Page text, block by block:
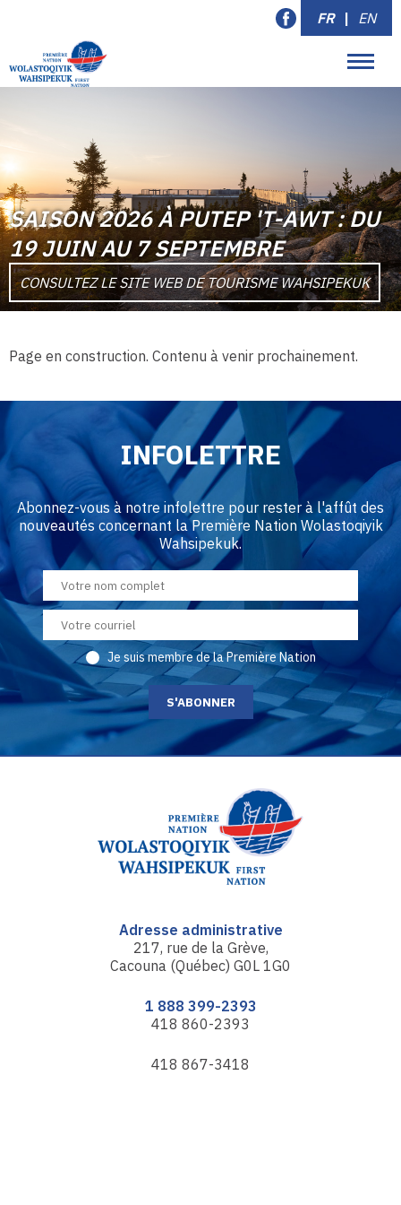
FR | EN
SAISON 2026 À PUTEP 'T-AWT : DU
19 JUIN AU 7 SEPTEMBRE
CONSULTEZ LE SITE WEB DE TOURISME WAHSIPEKUK
Page en construction. Contenu à venir prochainement.
INFOLETTRE
Abonnez-vous à notre infolettre pour rester à l'affût des
nouveautés concernant la Première Nation Wolastoqiyik
Wahsipekuk.
Je suis membre de la Première Nation
Adresse administrative
217, rue de la Grève,
Cacouna (Québec) G0L 1G0
1 888 399-2393
418 860-2393
418 867-3418